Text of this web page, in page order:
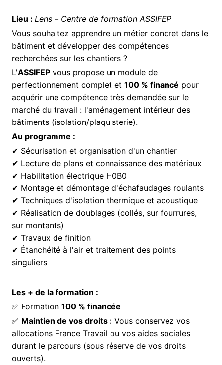
Lieu : Lens – Centre de formation ASSIFEP
Vous souhaitez apprendre un métier concret dans le
bâtiment et développer des compétences
recherchées sur les chantiers ?
L'ASSIFEP vous propose un module de
perfectionnement complet et 100 % financé pour
acquérir une compétence très demandée sur le
marché du travail : l'aménagement intérieur des
bâtiments (isolation/plaquisterie).
Au programme :
✔ Sécurisation et organisation d'un chantier
✔ Lecture de plans et connaissance des matériaux
✔ Habilitation électrique H0B0
✔ Montage et démontage d'échafaudages roulants
✔ Techniques d'isolation thermique et acoustique
✔ Réalisation de doublages (collés, sur fourrures,
sur montants)
✔ Travaux de finition
✔ Étanchéité à l'air et traitement des points
singuliers
Les + de la formation :
✅ Formation 100 % financée
✅ Maintien de vos droits : Vous conservez vos
allocations France Travail ou vos aides sociales
durant le parcours (sous réserve de vos droits
ouverts).